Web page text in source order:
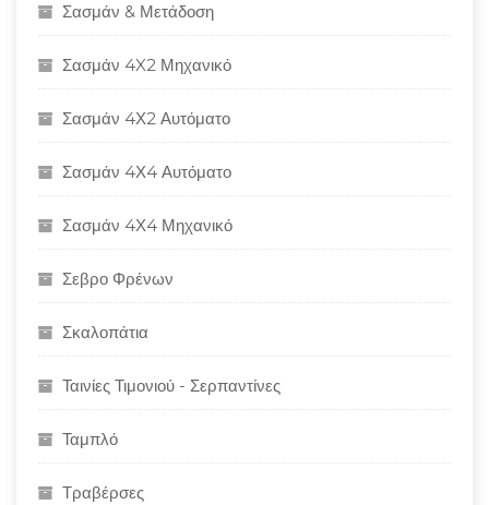
Σασμάν & Μετάδοση
Σασμάν 4X2 Μηχανικό
Σασμάν 4Χ2 Αυτόματο
Σασμάν 4Χ4 Αυτόματο
Σασμάν 4Χ4 Μηχανικό
Σεβρο Φρένων
Σκαλοπάτια
Ταινίες Τιμονιού - Σερπαντίνες
Ταμπλό
Τραβέρσες